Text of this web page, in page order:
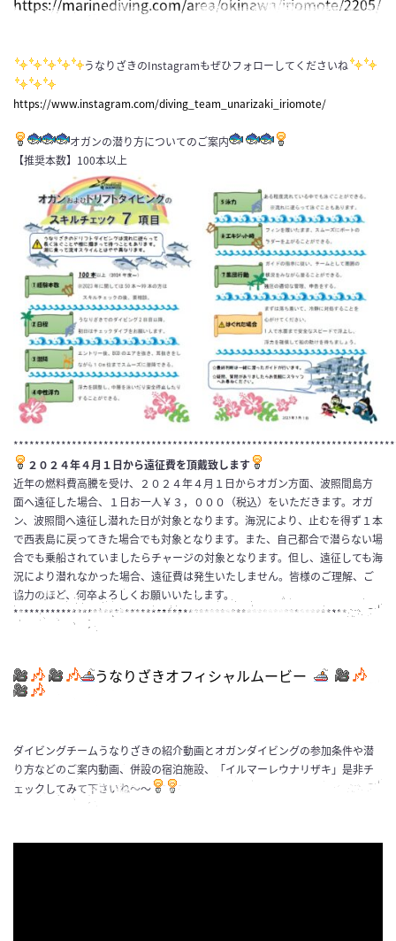
https://marinediving.com/area/okinawa/iriomote/2205/
うなりざきのInstagramもぜひフォローしてくださいね
https://www.instagram.com/diving_team_unarizaki_iriomote/
オガンの潜り方についてのご案内
【推奨本数】100本以上
２０２４年４月１日から遠征費を頂戴致します
近年の燃料費高騰を受け、２０２４年４月１日からオガン方面、波照間島方
面へ遠征した場合、１日お一人￥３，０００（税込）をいただきます。オガ
ン、波照間へ遠征し潜れた日が対象となります。海況により、止むを得ず１本
で西表島に戻ってきた場合でも対象となります。また、自己都合で潜らない場
合でも乗船されていましたらチャージの対象となります。但し、遠征しても海
況により潜れなかった場合、遠征費は発生いたしません。皆様のご理解、ご
協力のほど、何卒よろしくお願いいたします。
***************************************************************
うなりざきオフィシャルムービー
ダイビングチームうなりざきの紹介動画とオガンダイビングの参加条件や潜
り方などのご案内動画、併設の宿泊施設、「イルマーレウナリザキ」是非チ
ェックしてみて下さいね～～